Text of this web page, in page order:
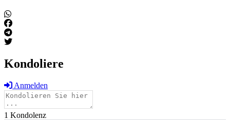
Kondoliere
Anmelden
1 Kondolenz